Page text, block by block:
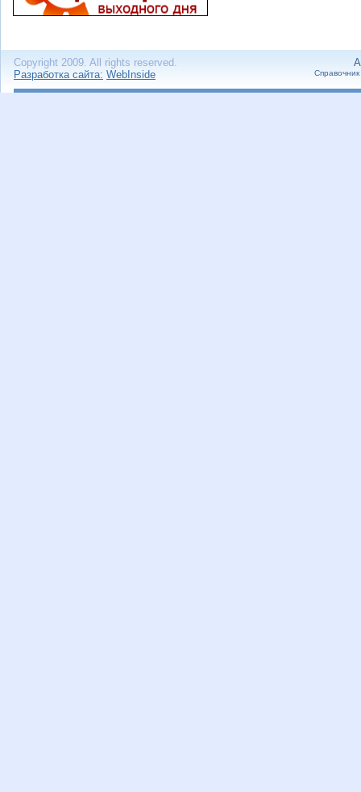
Copyright 2009. All rights reserved.
Разработка сайта: WebInside